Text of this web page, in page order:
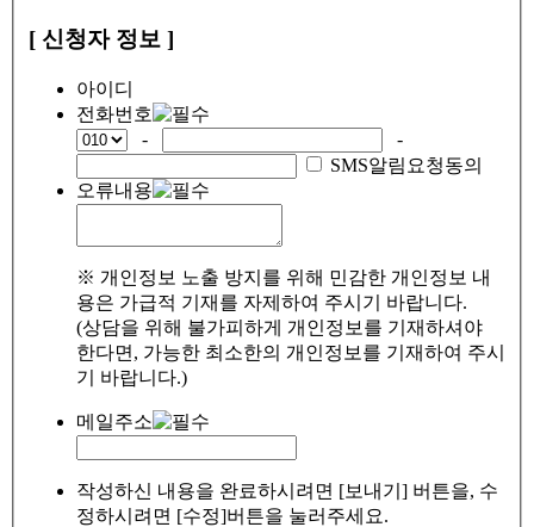
[ 신청자 정보 ]
아이디
전화번호
-
-
SMS알림요청동의
오류내용
※ 개인정보 노출 방지를 위해 민감한 개인정보 내
용은 가급적 기재를 자제하여 주시기 바랍니다.
(상담을 위해 불가피하게 개인정보를 기재하셔야
한다면, 가능한 최소한의 개인정보를 기재하여 주시
기 바랍니다.)
메일주소
작성하신 내용을 완료하시려면 [보내기] 버튼을, 수
정하시려면 [수정]버튼을 눌러주세요.